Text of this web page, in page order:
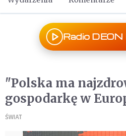
Radio
"Polska ma
gospodarkę w
ŚWIAT